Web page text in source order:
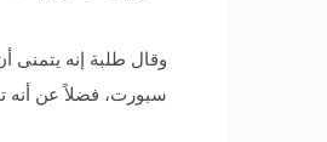
وقال طلبة إنه
سبورت، فضلاً عن أنه تخطى الـ36 عاماً، واختتم طلبة بأنه يتمنى التوفيق للمنتخب الوطنى خلال